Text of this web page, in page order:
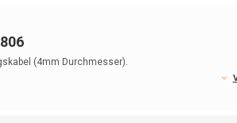
(4mm Durchmesser).